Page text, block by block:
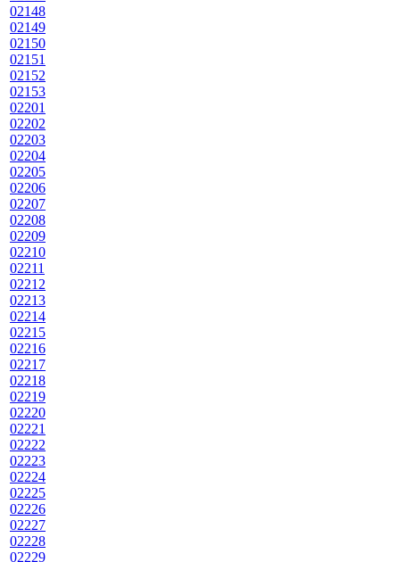
02148
02149
02150
02151
02152
02153
02201
02202
02203
02204
02205
02206
02207
02208
02209
02210
02211
02212
02213
02214
02215
02216
02217
02218
02219
02220
02221
02222
02223
02224
02225
02226
02227
02228
02229